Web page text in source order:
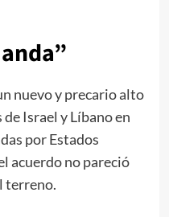
nuevo y precario alto
Israel y Líbano en
por Estados
acuerdo no pareció
terreno.